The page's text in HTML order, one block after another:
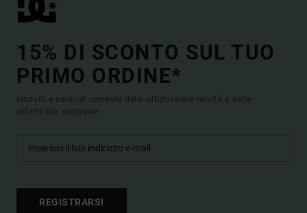
15% DI SCONTO SUL TUO
PRIMO ORDINE*
Iscriviti e sarai al corrente delle ultimissime novità e delle
offerte più esclusive.
REGISTRARSI